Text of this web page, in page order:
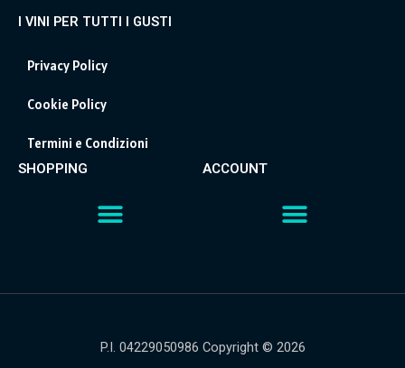
I VINI PER TUTTI I GUSTI
Privacy Policy
Cookie Policy
Termini e Condizioni
SHOPPING ACCOUNT
P.I. 04229050986 Copyright © 2026